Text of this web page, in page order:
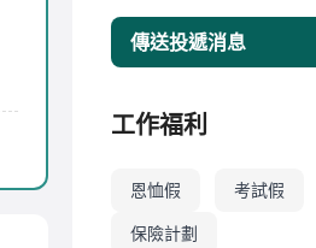
傳送投遞消息
工作福利
恩恤假 考試假
保險計劃